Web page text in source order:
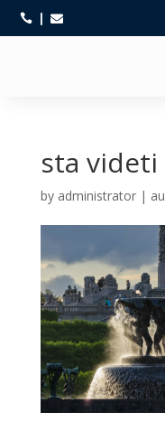
 
sta
by administrator|